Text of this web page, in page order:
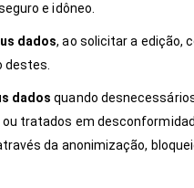
e idôneo.
dados, ao solicitar a edição,
destes.
dados quando
tratados em
da anonimização,